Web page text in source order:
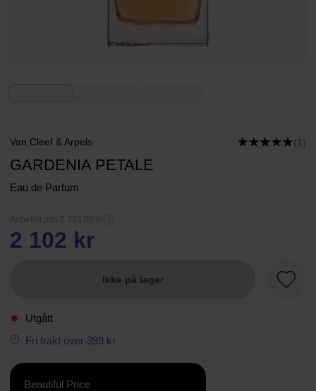
Van Cleef & Arpels (1)
GARDENIA PETALE
Eau de Parfum
Anbefalt pris 2 335,00 kr
2 102 kr
Ikke på lager
Utgått
Fri frakt over 399 kr
Beautiful Price